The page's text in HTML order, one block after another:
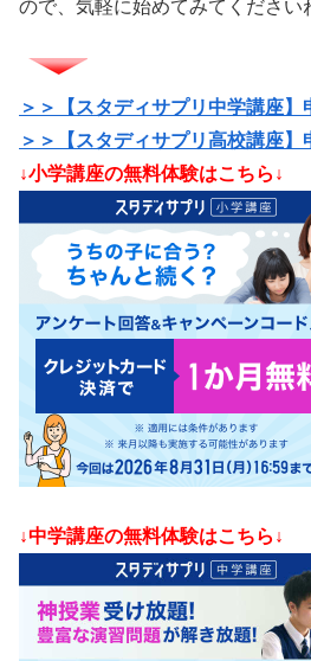
ので、気軽に始めてみてください
＞＞【スタディサプリ中学講座】
＞＞【スタディサプリ高校講座】
↓小学講座の無料体験はこちら↓
↓中学講座の無料体験はこちら↓